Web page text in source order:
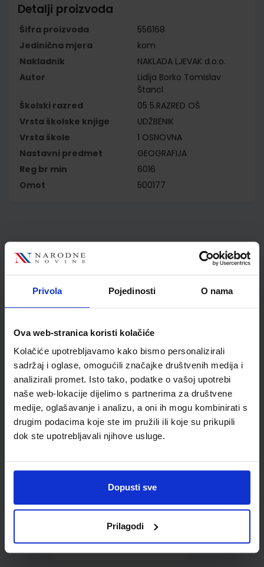
Privola Pojedinosti O nama
Ova web-stranica koristi kolačiće
Kolačiće upotrebljavamo kako bismo personalizirali
sadržaj i oglase, omogućili značajke društvenih medija i
analizirali promet. Isto tako, podatke o vašoj upotrebi
naše web-lokacije dijelimo s partnerima za društvene
medije, oglašavanje i analizu, a oni ih mogu kombinirati s
drugim podacima koje ste im pružili ili koje su prikupili
dok ste upotrebljavali njihove usluge.
Dopusti sve
Prilagodi
Detalji proizvoda
Šifra proizvoda
556168
Jedinična mjera
kom
Nakladnik
NAKLADA LJEVAK d.o.o.
Autor
Lidija Borko Tomislav
Štancl
Školski razred
05 5.RAZRED OŠ
Vrsta školske knjige
UDŽBENIK
Vrsta škole
1 OSNOVNA
Nastavni predmet
GEOGRAFIJA
Reg br min
6016
Omot
500177
Kupci najčešće biraju..
udžbenike; dimenzije
431x287; tip 177
0,85 €